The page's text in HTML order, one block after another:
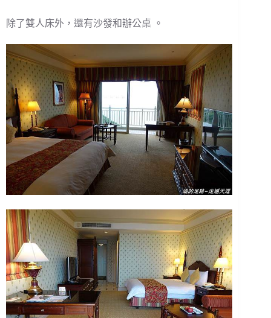
除了雙人床外，還有沙發和辦公桌 。